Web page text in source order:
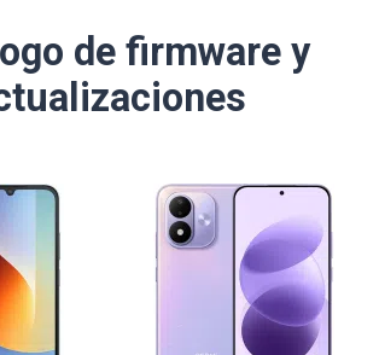
de firmware y